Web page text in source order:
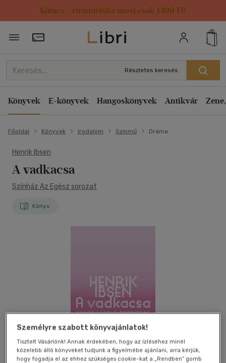
Kulacs / strandtáska most csak 1499 Ft!
Törzsvásárlói Kártya adatai
Részletes keresés
Könyvek E-könyvek Hangoskönyvek Antikvár
Főoldal Könyvek Irodalom Színmű Dráma
Henrik Ibsen
A vadkacsa
Színház Az Egész sorozat
Könyv
Személyre szabott könyvajánlatok!
Tisztelt Vásárlónk! Annak érdekében, hogy az ízléséhez minél
közelebb álló könyveket tudjunk a figyelmébe ajánlani, arra kérjük,
hogy fogadja el az ehhez szükséges cookie-kat a „Rendben” gomb